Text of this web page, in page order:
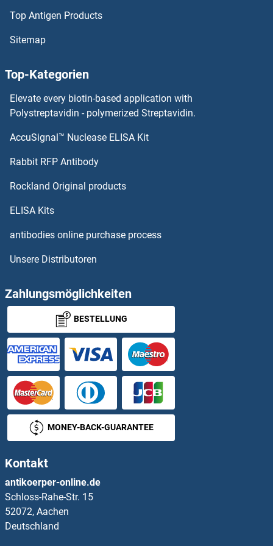
EPH Receptor A4 Antikörper
EPH Receptor A2 Antikörper
EPH Receptor A10 Antikörper
EPG5 Antikörper
Ephrin B3 Antikörper
EPHX2 Antikörper
EPHX4 Antikörper
EPI Antikörper
Epigen Antikörper
Epiregulin Antikörper
EPM2A Antikörper
EPM2AIP1 Antikörper
EPN3 Antikörper
EPO Antikörper
Eppin Antikörper
EPR1 Antikörper
Top Antigen Products
Sitemap
Top-Kategorien
Elevate every biotin-based application with
Polystreptavidin - polymerized Streptavidin.
AccuSignal™ Nuclease ELISA Kit
Rabbit RFP Antibody
Rockland Original products
ELISA Kits
antibodies online purchase process
Unsere Distributoren
Zahlungsmöglichkeiten
BESTELLUNG
MONEY-BACK-GUARANTEE
Kontakt
antikoerper-online.de
Schloss-Rahe-Str. 15
52072, Aachen
Deutschland